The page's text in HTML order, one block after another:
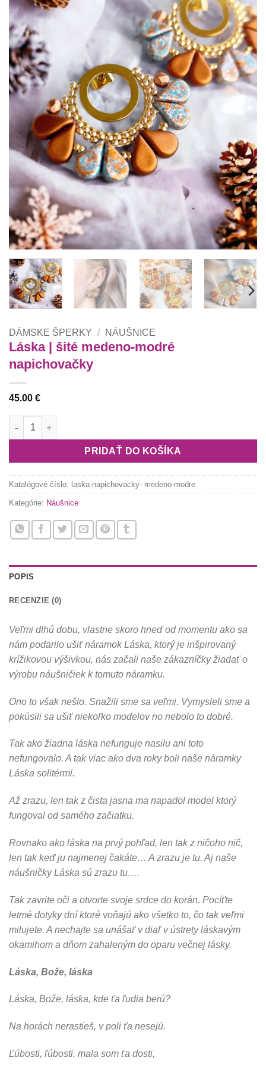
DÁMSKE ŠPERKY / NÁUŠNICE
Láska | šité medeno-modré
napichovačky
45.00 €
množstvo Láska | šité medeno-modré napichovačky
PRIDAŤ DO KOŠÍKA
Katalógové číslo: laska-napichovacky- medeno-modre
Kategórie: Náušnice
POPIS
RECENZIE (0)
Veľmi dlhú dobu, vlastne skoro hneď od momentu ako sa
nám podarilo ušiť náramok Láska, ktorý je inšpirovaný
krížikovou výšivkou, nás začali naše zákazníčky žiadať o
výrobu náušničiek k tomuto náramku.
Ono to však nešlo. Snažili sme sa veľmi. Vymysleli sme a
pokúsili sa ušiť niekoľko modelov no nebolo to dobré.
Tak ako žiadna láska nefunguje nasilu ani toto
nefungovalo. A tak viac ako dva roky boli naše náramky
Láska solitérmi.
Až zrazu, len tak z čista jasna ma napadol model ktorý
fungoval od samého začiatku.
Rovnako ako láska na prvý pohľad, len tak z ničoho nič,
len tak keď ju najmenej čakáte… A zrazu je tu. Aj naše
náušničky Láska sú zrazu tu….
Tak zavrite oči a otvorte svoje srdce do korán. Pocíťte
letmé dotyky dní ktoré voňajú ako všetko to, čo tak veľmi
milujete. A nechajte sa unášať v diaľ v ústrety láskavým
okamihom a dňom zahaleným do oparu večnej lásky.
Láska, Bože, láska
Láska, Bože, láska, kde ťa ľudia berú?
Na horách nerastieš, v poli ťa nesejú.
Ľúbosti, ľúbosti, mala som ťa dosti,